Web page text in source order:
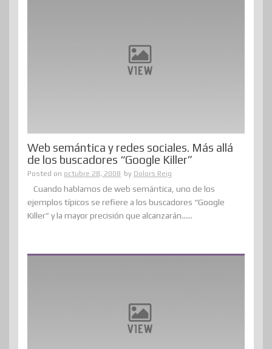
Web semántica y redes sociales. Más allá
de los buscadores “Google Killer”
Posted on octubre 28, 2008 by Dolors Reig
Cuando hablamos de web semántica, uno de los
ejemplos típicos se refiere a los buscadores “Google
Killer” y la mayor precisión que alcanzarán......